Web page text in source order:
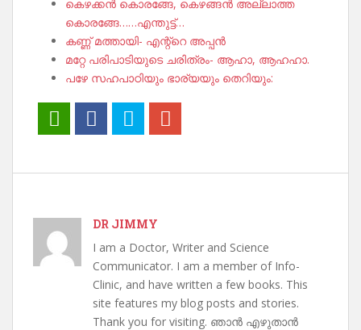
കെഴക്കൻ കൊരങ്ങേ, കെഴങ്ങൻ അല്ലാത്ത
കൊരങ്ങേ……എന്തുട്ട്…
കണ്ണ് മത്തായി- എന്റ്റെ അപ്പൻ
മറ്റേ പരിപാടിയുടെ ചരിത്രം- ആഹാ, ആഹഹാ.
പഴേ സഹപാഠിയും ഭാര്യയും തെറിയും:
DR JIMMY
I am a Doctor, Writer and Science
Communicator. I am a member of Info-
Clinic, and have written a few books. This
site features my blog posts and stories.
Thank you for visiting. ഞാൻ എഴുതാൻ